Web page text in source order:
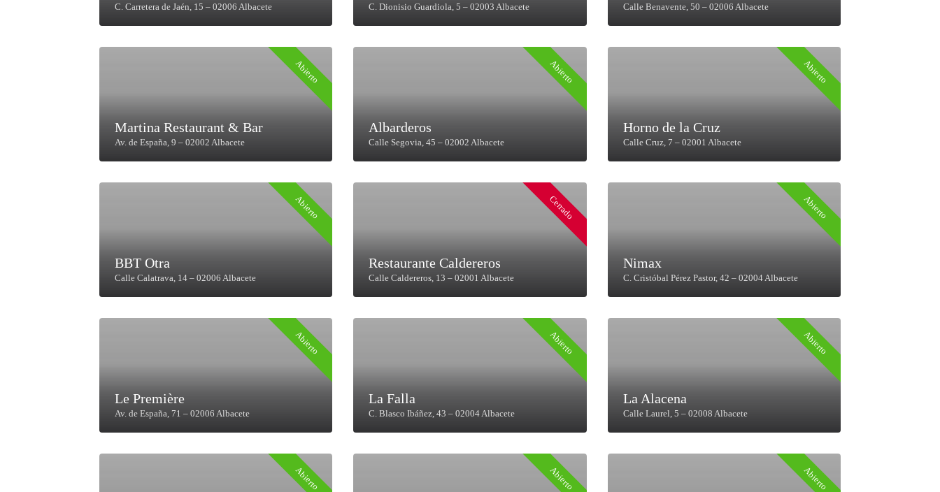
C. Carretera de Jaén, 15 – 02006 Albacete C. Dionisio Guardiola, 5 – 02003 Albacete Calle Benavente, 50 – 02006 Albacete
Abierto
Martina Restaurant & Bar
Av. de España, 9 – 02002 Albacete
Abierto
Albarderos
Calle Segovia, 45 – 02002 Albacete
Abierto
Horno de la Cruz
Calle Cruz, 7 – 02001 Albacete
Abierto
BBT Otra
Calle Calatrava, 14 – 02006 Albacete
Cerrado
Restaurante Caldereros
Calle Caldereros, 13 – 02001 Albacete
Abierto
Nimax
C. Cristóbal Pérez Pastor, 42 – 02004 Albacete
Abierto
Le Première
Av. de España, 71 – 02006 Albacete
Abierto
La Falla
C. Blasco Ibáñez, 43 – 02004 Albacete
Abierto
La Alacena
Calle Laurel, 5 – 02008 Albacete
Abierto Abierto Abierto